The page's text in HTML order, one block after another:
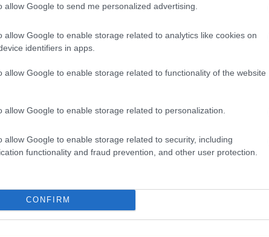
allow Google to send me personalized advertising.
allow Google to enable storage related to analytics like cookies on
identifiers in apps.
allow Google to enable storage related to functionality of the website
allow Google to enable storage related to personalization.
allow Google to enable storage related to security, including
functionality and fraud prevention, and other user protection.
CONFIRM